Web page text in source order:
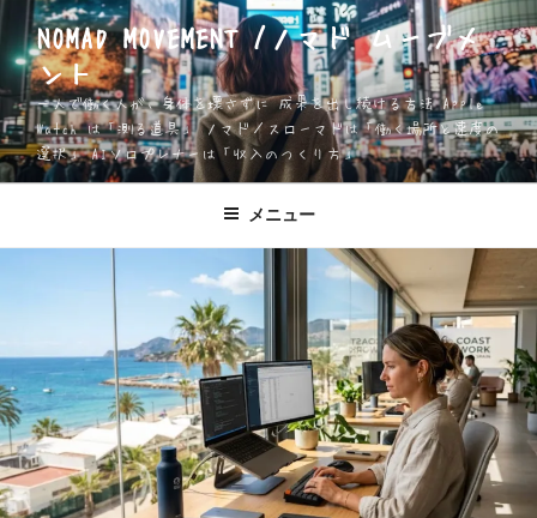
ン
テ
ン
ツ
へ
ス
NOMAD MOVEMENT /ノマド ムーブメ
ント
一人で働く人が、身体を壊さずに 成果を出し続ける方法 Apple
Watch は「測る道具」 ノマド／スローマドは「働く場所と速度の
選択」 AIソロプレナーは「収入のつくり方」
メニュー